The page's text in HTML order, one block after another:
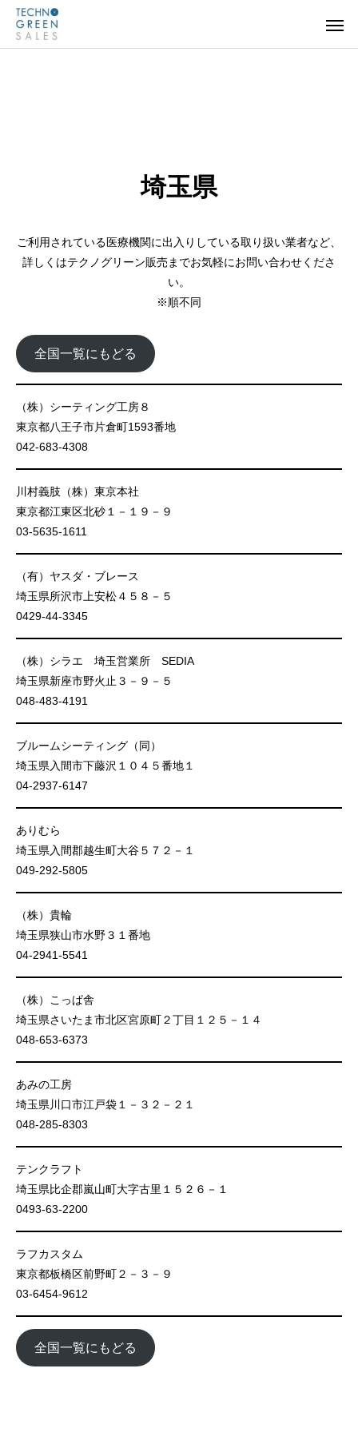
埼玉県
ご利用されている医療機関に出入りしている取り扱い業者など、
詳しくはテクノグリーン販売までお気軽にお問い合わせくださ
い。
※順不同
全国一覧にもどる
（株）シーティング工房８
東京都八王子市片倉町1593番地
042-683-4308
川村義肢（株）東京本社
東京都江東区北砂１－１９－９
03-5635-1611
（有）ヤスダ・ブレース
埼玉県所沢市上安松４５８－５
0429-44-3345
（株）シラエ 埼玉営業所 SEDIA
埼玉県新座市野火止３－９－５
048-483-4191
ブルームシーティング（同）
埼玉県入間市下藤沢１０４５番地１
04-2937-6147
ありむら
埼玉県入間郡越生町大谷５７２－１
049-292-5805
（株）貴輪
埼玉県狭山市水野３１番地
04-2941-5541
（株）こっぱ舎
埼玉県さいたま市北区宮原町２丁目１２５－１４
048-653-6373
あみの工房
埼玉県川口市江戸袋１－３２－２１
048-285-8303
テンクラフト
埼玉県比企郡嵐山町大字古里１５２６－１
0493-63-2200
ラフカスタム
東京都板橋区前野町２－３－９
03-6454-9612
全国一覧にもどる